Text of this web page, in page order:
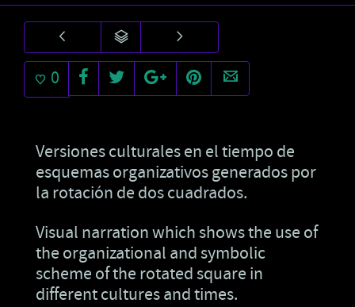
0
Versiones culturales en el tiempo de
esquemas organizativos generados por
la rotación de dos cuadrados.
Visual narration which shows the use of
the organizational and symbolic
scheme of the rotated square in
different cultures and times.